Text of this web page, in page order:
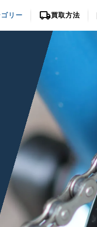
リー local_shipping買取方法